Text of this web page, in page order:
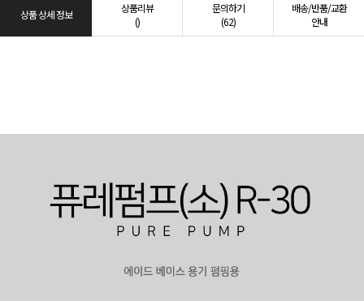
상품 상세 정보
상품리뷰
()
문의하기
(62)
배송/반품/교환
안내